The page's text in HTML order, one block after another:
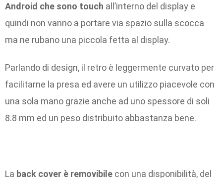
Android che sono touch all’interno del display e
quindi non vanno a portare via spazio sulla scocca
ma ne rubano una piccola fetta al display.
Parlando di design, il retro è leggermente curvato per
facilitarne la presa ed avere un utilizzo piacevole con
una sola mano grazie anche ad uno spessore di soli
8.8 mm ed un peso distribuito abbastanza bene.
La back cover è removibile con una disponibilità, del